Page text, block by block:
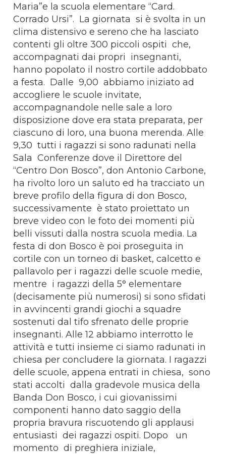
Maria”e la scuola elementare “Card.
Corrado Ursi”. La giornata si è svolta in un
clima distensivo e sereno che ha lasciato
contenti gli oltre 300 piccoli ospiti che,
accompagnati dai propri insegnanti,
hanno popolato il nostro cortile addobbato
a festa. Dalle 9,00 abbiamo iniziato ad
accogliere le scuole invitate,
accompagnandole nelle sale a loro
disposizione dove era stata preparata, per
ciascuno di loro, una buona merenda. Alle
9,30 tutti i ragazzi si sono radunati nella
Sala Conferenze dove il Direttore del
“Centro Don Bosco”, don Antonio Carbone,
ha rivolto loro un saluto ed ha tracciato un
breve profilo della figura di don Bosco,
successivamente è stato proiettato un
breve video con le foto dei momenti più
belli vissuti dalla nostra scuola media. La
festa di don Bosco è poi proseguita in
cortile con un torneo di basket, calcetto e
pallavolo per i ragazzi delle scuole medie,
mentre i ragazzi della 5° elementare
(decisamente più numerosi) si sono sfidati
in avvincenti grandi giochi a squadre
sostenuti dal tifo sfrenato delle proprie
insegnanti. Alle 12 abbiamo interrotto le
attività e tutti insieme ci siamo radunati in
chiesa per concludere la giornata. I ragazzi
delle scuole, appena entrati in chiesa, sono
stati accolti dalla gradevole musica della
Banda Don Bosco, i cui giovanissimi
componenti hanno dato saggio della
propria bravura riscuotendo gli applausi
entusiasti dei ragazzi ospiti. Dopo un
momento di preghiera iniziale,